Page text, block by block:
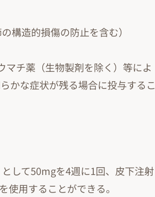
構造的損傷の防止を含む）
マチ薬（生物製剤を除く）等によ
かな症状が残る場合に投与するこ
して50mgを4週に1回、皮下注射
用することができる。